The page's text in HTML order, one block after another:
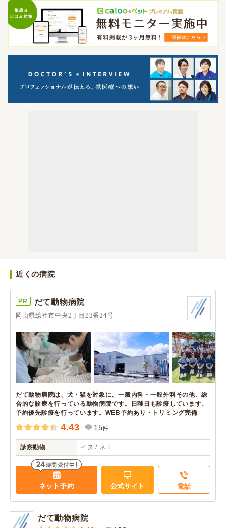
近くの病院
PR だて動物病院
岡山県総社市中央2丁目23番34号
だて動物病院は、犬・猫を対象に、一般内科・一般外科その他、総
合的な診療を行っている動物病院です。日曜日も診療しています。
予約優先診療を行っています。WEB予約あり・トリミング完備
4.43 15件
診察動物 イヌ / ネコ
ネット予約 公式サイト 電話
だて動物病院